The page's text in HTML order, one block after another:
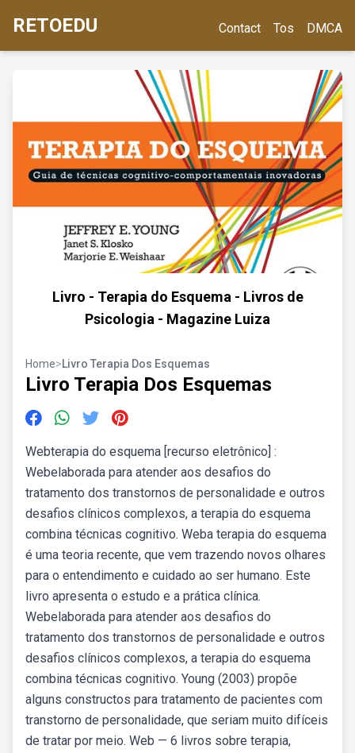
RETOEDU Contact Tos DMCA
Livro - Terapia do Esquema - Livros de
Psicologia - Magazine Luiza
Home>Livro Terapia Dos Esquemas
Livro Terapia Dos Esquemas
Webterapia do esquema [recurso eletrônico] :
Webelaborada para atender aos desafios do
tratamento dos transtornos de personalidade e outros
desafios clínicos complexos, a terapia do esquema
combina técnicas cognitivo. Weba terapia do esquema
é uma teoria recente, que vem trazendo novos olhares
para o entendimento e cuidado ao ser humano. Este
livro apresenta o estudo e a prática clínica.
Webelaborada para atender aos desafios do
tratamento dos transtornos de personalidade e outros
desafios clínicos complexos, a terapia do esquema
combina técnicas cognitivo. Young (2003) propõe
alguns constructos para tratamento de pacientes com
transtorno de personalidade, que seriam muito difíceis
de tratar por meio. Web — 6 livros sobre terapia,